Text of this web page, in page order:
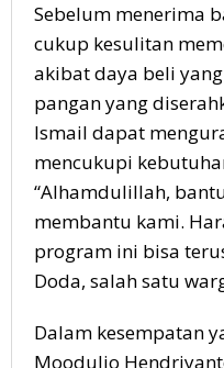
Sebelum menerima
cukup kesulitan
akibat daya beli
pangan yang
Ismail dapat
mencukupi
“Alhamdulillah,
membantu kami.
program ini bisa
Doda, salah satu
Dalam kesempatan
Moodulio